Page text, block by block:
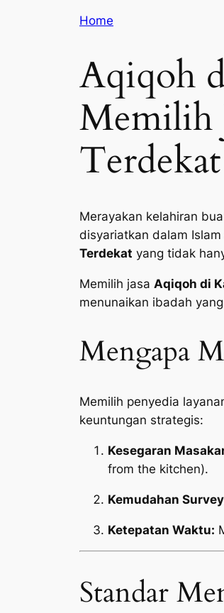
Home
Aqiqoh
Memilih
Merayakan kelahiran
disyariatkan dalam
Terdekat yang tidak
Memilih jasa Aqiqoh di
menunaikan ibadah
Mengapa
Memilih penyedia
keuntungan strategis:
Kesegaran
from the kitchen).
Kemudahan
Ketepatan Waktu:
Standar